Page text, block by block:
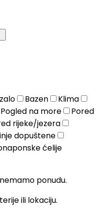
Bazen
Klima
Pogled na more
Pored
rijeke/jezera
dopuštene
ćelije
ponudu.
ili lokaciju.